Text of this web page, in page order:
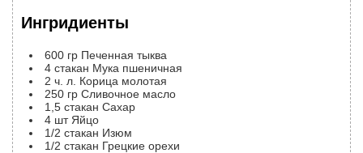
Ингридиенты
600 гр Печенная тыква
4 стакан Мука пшеничная
2 ч. л. Корица молотая
250 гр Сливочное масло
1,5 стакан Сахар
4 шт Яйцо
1/2 стакан Изюм
1/2 стакан Грецкие орехи